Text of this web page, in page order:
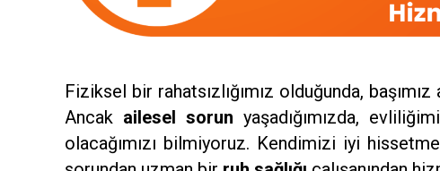
Fiziksel bir rahatsızlığımız olduğunda,
Ancak ailesel sorun yaşadığımızda,
olacağımızı bilmiyoruz. Kendimizi iyi